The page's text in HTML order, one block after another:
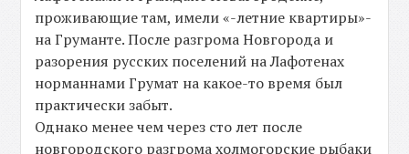
проживающие там, имели «-летние квартиры»-
на Груманте. После разгрома Новгорода и
разорения русских поселений на Лафотенах
норманнами Грумат на какое-то время был
практически забыт.
Однако менее чем через сто лет после
новгородского разгрома холмогорские рыбаки